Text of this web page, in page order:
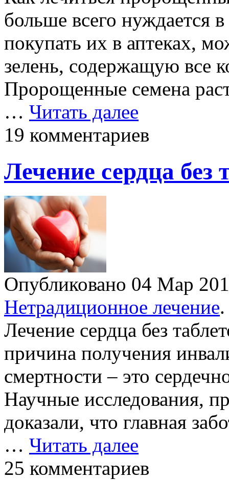
больше всего нуждается
покупать их в аптеках,
зелень, содержащую все
Пророщенные семена
… Читать далее
19 комментариев
Лечение сердца без
Опубликовано 04 Мар
Нетрадиционное лечение.
Лечение сердца без
причина получения
смертности – это
Научные исследования,
доказали, что главная
… Читать далее
25 комментариев